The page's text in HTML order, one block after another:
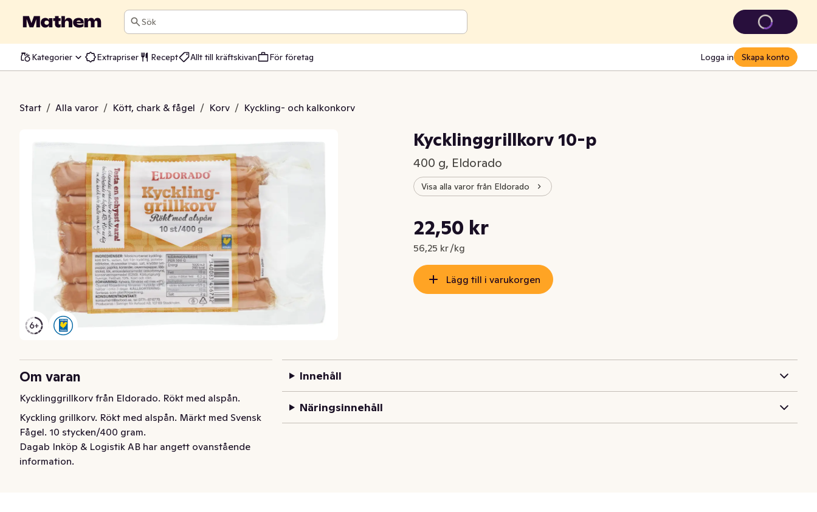
Sök
Kategorier Extrapriser Recept Allt till kräftskivan För företag Logga in Skapa konto
Start / Alla varor / Kött, chark & fågel / Korv / Kyckling- och kalkonkorv
10-p
Kycklinggrillkorv 10-p
400 g, Eldorado
Visa alla varor från Eldorado
Nuvarande pris är: 22,50 kr
22,50 kr
56,25 kr /kg
Styckpris: 56,25 kr /kg
Lägg till i varukorgen
Om varan
Kycklinggrillkorv från Eldorado. Rökt med alspån.
Kyckling grillkorv. Rökt med alspån. Märkt med Svensk
Fågel. 10 stycken/400 gram.
Dagab Inköp & Logistik AB har angett ovanstående
information.
Innehåll
Näringsinnehåll